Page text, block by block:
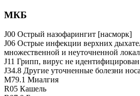
МКБ
J00 Острый назофарингит [насморк]
J06 Острые инфекции верхних
множественной и неуточненной
J11 Грипп, вирус не идентифицирован
J34.8 Другие уточненные болезни
M79.1 Миалгия
R05 Кашель